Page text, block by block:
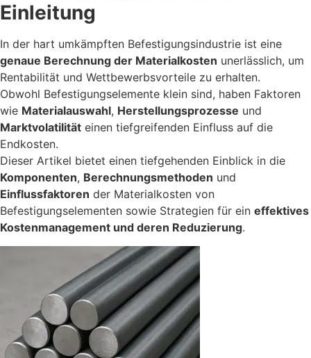
Einleitung
In der hart umkämpften Befestigungsindustrie ist eine
genaue Berechnung der Materialkosten unerlässlich, um
Rentabilität und Wettbewerbsvorteile zu erhalten.
Obwohl Befestigungselemente klein sind, haben Faktoren
wie Materialauswahl, Herstellungsprozesse und
Marktvolatilität einen tiefgreifenden Einfluss auf die
Endkosten.
Dieser Artikel bietet einen tiefgehenden Einblick in die
Komponenten, Berechnungsmethoden und
Einflussfaktoren der Materialkosten von
Befestigungselementen sowie Strategien für ein effektives
Kostenmanagement und deren Reduzierung.